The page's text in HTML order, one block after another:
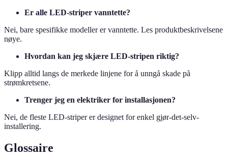
Er alle LED-striper vanntette?
Nei, bare spesifikke modeller er vanntette. Les produktbeskrivelsene
nøye.
Hvordan kan jeg skjære LED-stripen riktig?
Klipp alltid langs de merkede linjene for å unngå skade på
strømkretsene.
Trenger jeg en elektriker for installasjonen?
Nei, de fleste LED-striper er designet for enkel gjør-det-selv-
installering.
Glossaire